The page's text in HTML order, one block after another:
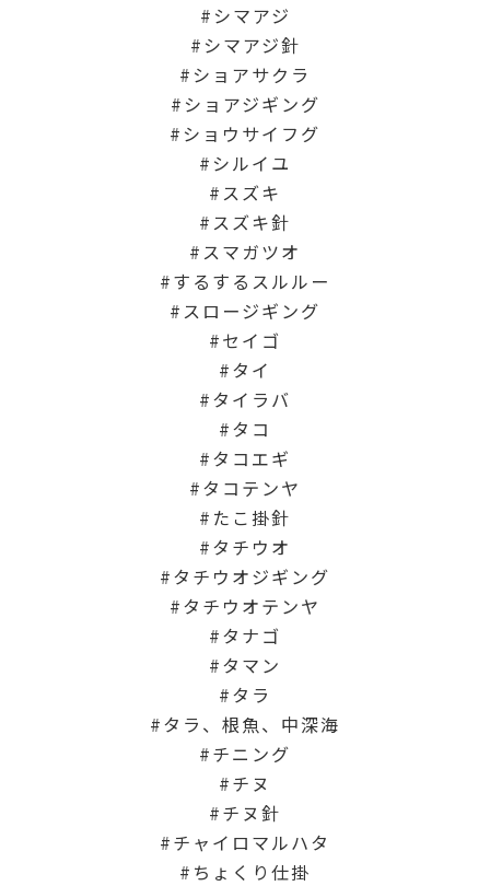
シマアジ
シマアジ針
ショアサクラ
ショアジギング
ショウサイフグ
シルイユ
スズキ
スズキ針
スマガツオ
するするスルルー
スロージギング
セイゴ
タイ
タイラバ
タコ
タコエギ
タコテンヤ
たこ掛針
タチウオ
タチウオジギング
タチウオテンヤ
タナゴ
タマン
タラ
タラ、根魚、中深海
チニング
チヌ
チヌ針
チャイロマルハタ
ちょくり仕掛